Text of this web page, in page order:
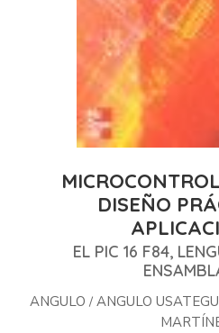
DISEÑO
EL PIC 16 F84,
ANGULO / ANGULO